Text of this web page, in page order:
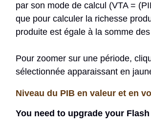
par son mode de calcul (VTA =
que pour calculer la richesse
produite est égale à la somme
Pour zoomer sur une période,
sélectionnée apparaissant en
Niveau du PIB en valeur et en
You need to upgrade your